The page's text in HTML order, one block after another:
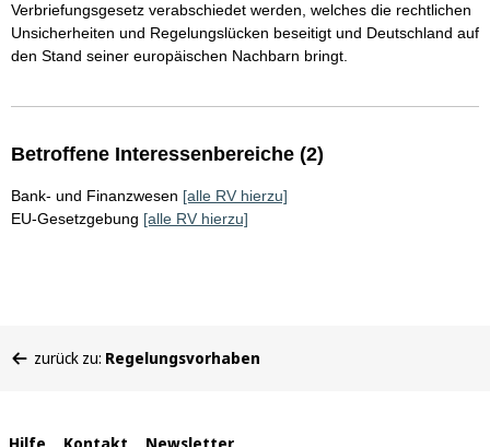
Verbriefungsgesetz verabschiedet werden, welches die rechtlichen
Unsicherheiten und Regelungslücken beseitigt und Deutschland auf
den Stand seiner europäischen Nachbarn bringt.
Betroffene Interessenbereiche (2)
Bank- und Finanzwesen [alle RV hierzu]
EU-Gesetzgebung [alle RV hierzu]
befinden
zurück zu: Regelungsvorhaben